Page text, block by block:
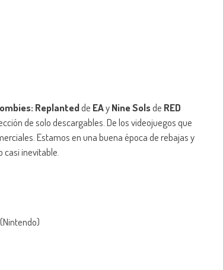
Replantedde EAyNine Solsde RED
de solo descargables. De los videojuegos que
Estamos en una buena época de rebajas y
casi inevitable.